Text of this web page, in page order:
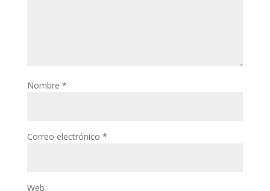
Nombre *
Correo electrónico *
Web